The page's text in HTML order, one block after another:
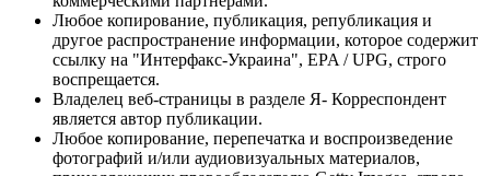
Любое копирование, публикация, републикация и
другое распространение информации, которое содержит
ссылку на "Интерфакс-Украина", EPA / UPG, строго
воспрещается.
Владелец веб-страницы в разделе Я- Корреспондент
является автор публикации.
Любое копирование, перепечатка и воспроизведение
фотографий и/или аудиовизуальных материалов,